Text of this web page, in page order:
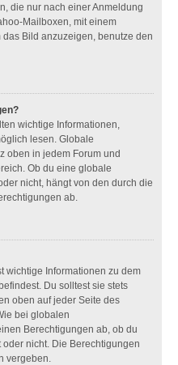
die nur nach einer Anmeldung
Mailboxen, mit einem
Bild anzuzeigen, benutze den
wichtige Informationen,
lesen. Globale
oben in jedem Forum und
Ob du eine globale
nicht, hängt von den durch die
ab.
wichtige Informationen zu dem
Du solltest sie stets
oben auf jeder Seite des
bei globalen
Berechtigungen ab, ob du
nicht. Die Berechtigungen
vergeben.